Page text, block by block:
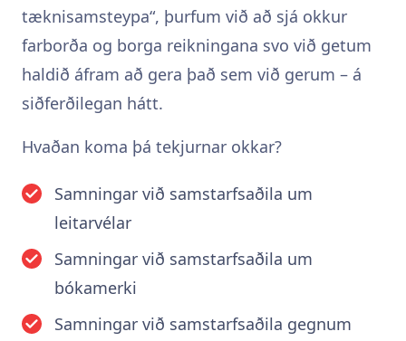
tæknisamsteypa“, þurfum við að sjá okkur
farborða og borga reikningana svo við getum
haldið áfram að gera það sem við gerum – á
siðferðilegan hátt.
Hvaðan koma þá tekjurnar okkar?
Samningar við samstarfsaðila um
leitarvélar
Samningar við samstarfsaðila um
bókamerki
Samningar við samstarfsaðila gegnum